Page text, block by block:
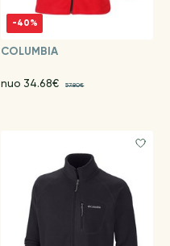
-40%
COLUMBIA
nuo 34.68€ 57.80€